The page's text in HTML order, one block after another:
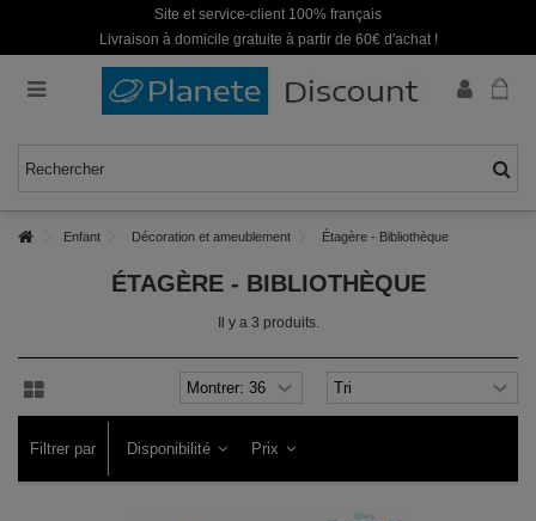
Site et service-client 100% français
Livraison à domicile gratuite à partir de 60€ d'achat !
Enfant Décoration et ameublement Étagère - Bibliothèque
ÉTAGÈRE - BIBLIOTHÈQUE
Il y a 3 produits.
Filtrer par Disponibilité Prix